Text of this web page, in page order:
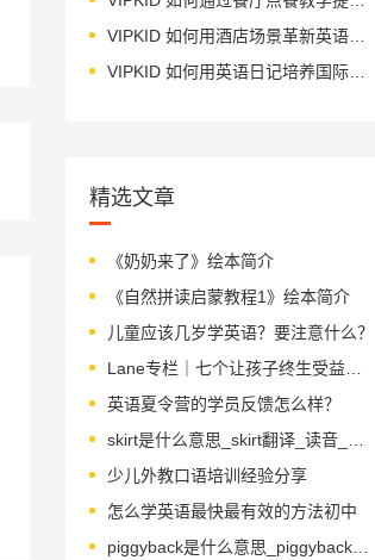
VIPKID 如何用酒店场景革新英语教学？
VIPKID 如何用英语日记培养国际化人才？
精选文章
《奶奶来了》绘本简介
《自然拼读启蒙教程1》绘本简介
儿童应该几岁学英语？要注意什么？
英语夏令营的学员反馈怎么样？
少儿外教口语培训经验分享
怎么学英语最快最有效的方法初中
piggyback是什么意思_piggyback怎么读_音标ˈpɪgɪbæk